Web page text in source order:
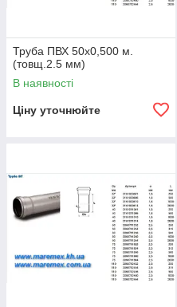
Труба ПВХ 50х0,500 м.
(товщ.2.5 мм)
В наявності
Ціну уточнюйте